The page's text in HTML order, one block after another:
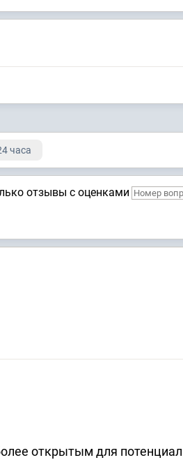
часа
отзывы с оценками
открытым для